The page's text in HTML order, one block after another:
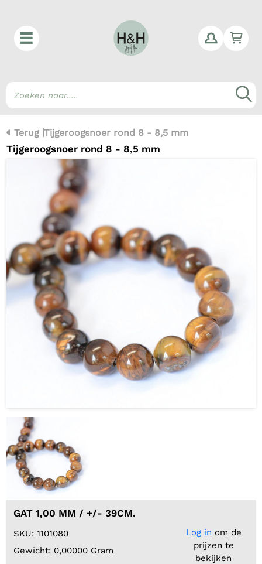
Terug Tijgeroogsnoer rond 8 - 8,5 mm
Tijgeroogsnoer rond 8 - 8,5 mm
GAT 1,00 MM / +/- 39CM.
SKU: 1101080
Gewicht: 0,00000 Gram
Log in om de
prijzen te
bekijken